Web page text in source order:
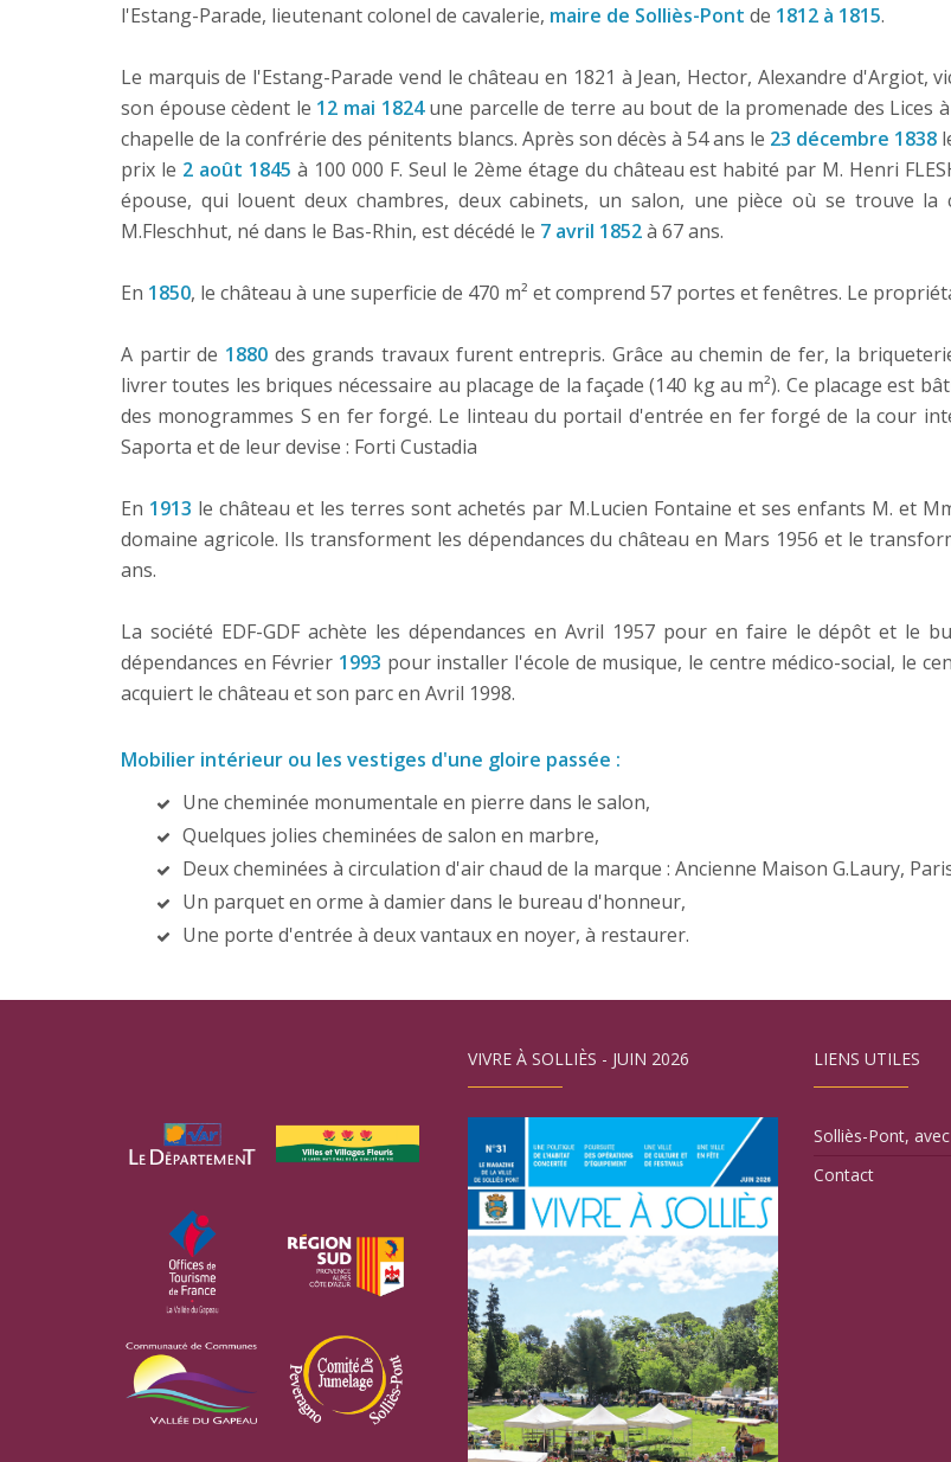
l'Estang-Parade, lieutenant colonel de cavalerie, maire de Solliès-Pont de 1812 à 1815.
Le marquis de l'Estang-Parade vend le château en 1821 à Jean, Hector, Alexandre d'Argiot,
son épouse cèdent le 12 mai 1824une parcelle de terre au bout de la promenade des Lices
chapelle de la confrérie des pénitents blancs. Après son décès à 54 ans le 23 décembre 1838
prix le 2 août 1845 à 100 000 F. Seul le 2ème étage du château est habité par M. Henri
épouse, qui louent deux chambres, deux cabinets, un salon, une pièce où se trouve
M.Fleschhut, né dans le Bas-Rhin, est décédé le 7 avril 1852à 67 ans.
En 1850, le château à une superficie de 470 m² et comprend 57 portes et fenêtres. Le
A partir de 1880 des grands travaux furent entrepris. Grâce au chemin de fer, la
livrer toutes les briques nécessaire au placage de la façade (140 kg au m²). Ce placage est
des monogrammes S en fer forgé. Le linteau du portail d'entrée en fer forgé de la cour
Saporta et de leur devise : Forti Custadia
En 1913 le château et les terres sont achetés par M.Lucien Fontaine et ses enfants M. et
domaine agricole. Ils transforment les dépendances du château en Mars 1956 et le
ans.
La société EDF-GDF achète les dépendances en Avril 1957 pour en faire le dépôt et le
dépendances en Février 1993 pour installer l'école de musique, le centre médico-social, le
acquiert le château et son parc en Avril 1998.
Mobilier intérieur ou les vestiges d'une gloire passée :
Une cheminée monumentale en pierre dans le salon,
Quelques jolies cheminées de salon en marbre,
Deux cheminées à circulation d'air chaud de la marque : Ancienne Maison G.Laury,
Un parquet en orme à damier dans le bureau d'honneur,
Une porte d'entrée à deux vantaux en noyer, à restaurer.
VIVRE À SOLLIÈS - JUIN 2026 LIENS UTILES
Solliès-Pont,
Contact